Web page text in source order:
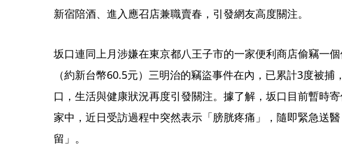
新宿陪酒、進入應召店兼職賣春，引發網友高度關注。
坂口連同上月涉嫌在東京都八王子市的一家便利商店偷竊一
（約新台幣60.5元）三明治的竊盜事件在內，已累計3度被捕
口，生活與健康狀況再度引發關注。據了解，坂口目前暫時
家中，近日受訪過程中突然表示「膀胱疼痛」，隨即緊急送
留」。